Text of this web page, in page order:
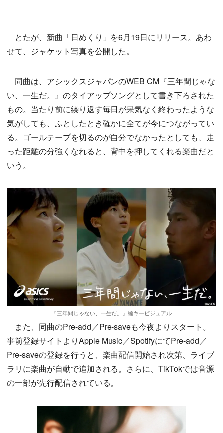
とたが、新曲「日めくり」を6月19日にリリース。あわ
せて、ジャケット写真を公開した。
同曲は、アシックスジャパンのWEB CM『三年間じゃな
い、一生だ。』のタイアップソングとして書き下ろされた
もの。当たり前に繰り返す毎日が呆気なく終わったような
気がしても、ふとしたとき確かに全てが今につながってい
る。ゴールテープを切るのが自分でなかったとしても、走
った距離の分強くなれると、背中を押してくれる楽曲だと
いう。
『三年間じゃない、一生だ。』編キービジュアル
また、同曲のPre-add／Pre-saveも今夜よりスタート。
事前登録サイトよりApple Music／SpotifyにてPre-add／
Pre-saveの登録を行うと、楽曲配信開始され次第、ライブ
ラリに楽曲が自動で追加される。さらに、TikTokでは音源
の一部が先行配信されている。